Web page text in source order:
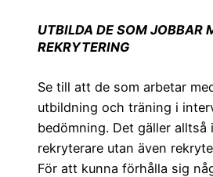
UTBILDA DE SOM JOBBAR
REKRYTERING
Se till att de som arbetar
utbildning och träning i
bedömning. Det gäller alltså
rekryterare utan även
För att kunna förhålla sig